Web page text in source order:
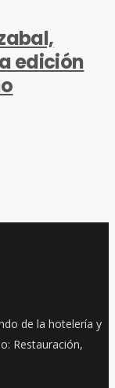
edición
de la hotelería y
Restauración,